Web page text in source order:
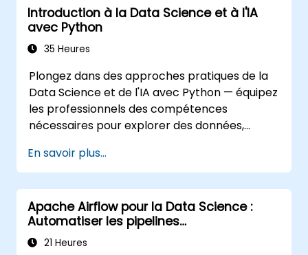
Introduction à la Data Science et à l'IA
avec Python
35 Heures
Plongez dans des approches pratiques de la
Data Science et de l'IA avec Python — équipez
les professionnels des compétences
nécessaires pour explorer des données,
automatique et déployer des applications d'IA
dans des contextes commerciaux ; Couvre les
flux de travail CRISP-DM, l'analyse statistique,
l'apprentissage supervisé et non supervisé,
l'apprentissage profond avec TensorFlow, le
traitement du langage naturel, le big data
En savoir plus...
Apache Airflow pour la Data Science :
Automatiser les pipelines
d'apprentissage automatique
21 Heures